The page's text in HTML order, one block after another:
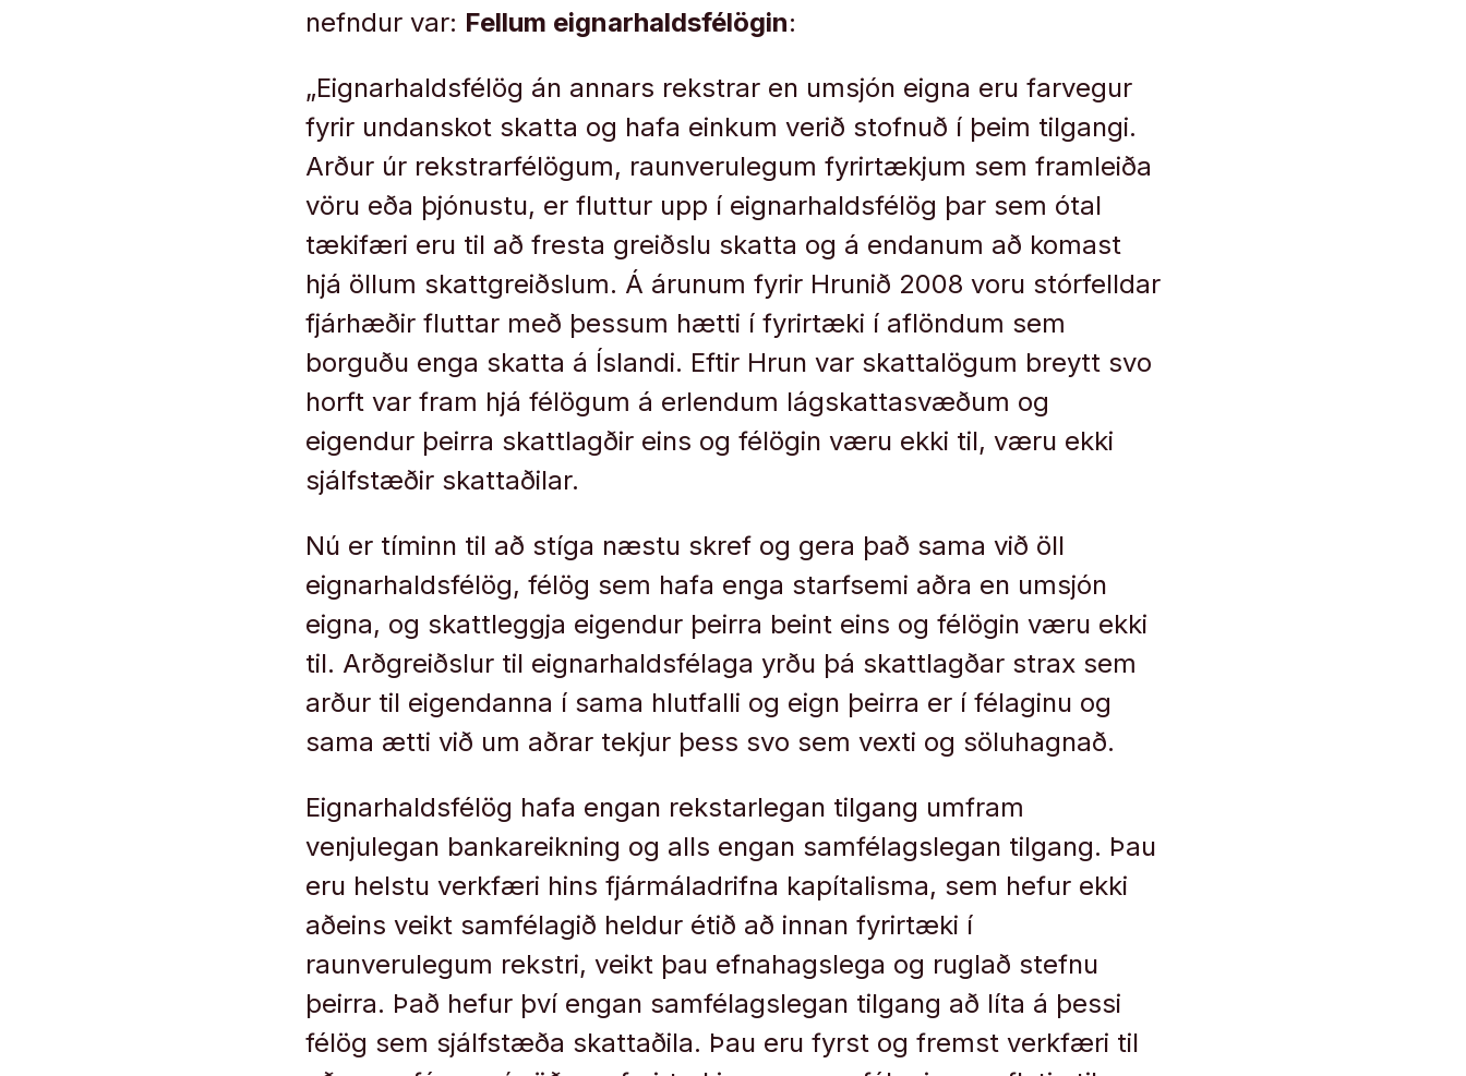
nefndur var: Fellum eignarhaldsfélögin:
„Eignarhaldsfélög án annars rekstrar en umsjón eigna eru farvegur
fyrir undanskot skatta og hafa einkum verið stofnuð í þeim tilgangi.
Arður úr rekstrarfélögum, raunverulegum fyrirtækjum sem framleiða
vöru eða þjónustu, er fluttur upp í eignarhaldsfélög þar sem ótal
tækifæri eru til að fresta greiðslu skatta og á endanum að komast
hjá öllum skattgreiðslum. Á árunum fyrir Hrunið 2008 voru stórfelldar
fjárhæðir fluttar með þessum hætti í fyrirtæki í aflöndum sem
borguðu enga skatta á Íslandi. Eftir Hrun var skattalögum breytt svo
horft var fram hjá félögum á erlendum lágskattasvæðum og
eigendur þeirra skattlagðir eins og félögin væru ekki til, væru ekki
sjálfstæðir skattaðilar.
Nú er tíminn til að stíga næstu skref og gera það sama við öll
eignarhaldsfélög, félög sem hafa enga starfsemi aðra en umsjón
eigna, og skattleggja eigendur þeirra beint eins og félögin væru ekki
til. Arðgreiðslur til eignarhaldsfélaga yrðu þá skattlagðar strax sem
arður til eigendanna í sama hlutfalli og eign þeirra er í félaginu og
sama ætti við um aðrar tekjur þess svo sem vexti og söluhagnað.
Eignarhaldsfélög hafa engan rekstarlegan tilgang umfram
venjulegan bankareikning og alls engan samfélagslegan tilgang. Þau
eru helstu verkfæri hins fjármáladrifna kapítalisma, sem hefur ekki
aðeins veikt samfélagið heldur étið að innan fyrirtæki í
raunverulegum rekstri, veikt þau efnahagslega og ruglað stefnu
þeirra. Það hefur því engan samfélagslegan tilgang að líta á þessi
félög sem sjálfstæða skattaðila. Þau eru fyrst og fremst verkfæri til